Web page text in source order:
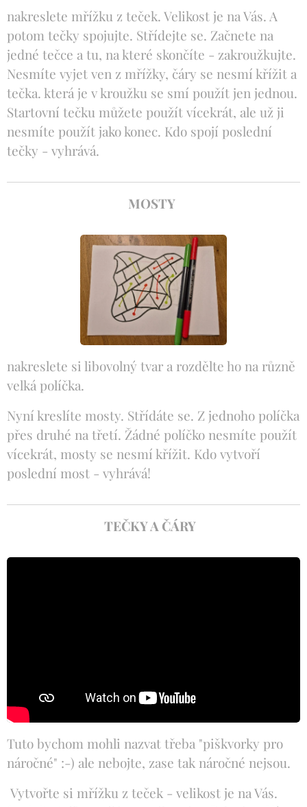
nakreslete mřížku z teček. Velikost je na Vás. A
potom tečky spojujte. Střídejte se. Začnete na
jedné tečce a tu, na které skončíte - zakroužkujte.
Nesmíte vyjet ven z mřížky, čáry se nesmí křížit a
tečka. která je v kroužku se smí použít jen jednou.
Startovní tečku můžete použít vícekrát, ale už ji
nesmíte použít jako konec. Kdo spojí poslední
tečky - vyhrává.
MOSTY
nakreslete si libovolný tvar a rozdělte ho na různě
velká políčka.
Nyní kreslíte mosty. Střídáte se. Z jednoho políčka
přes druhé na třetí. Žádné políčko nesmíte použít
vícekrát, mosty se nesmí křížit. Kdo vytvoří
poslední most - vyhrává!
TEČKY A ČÁRY
Tuto bychom mohli nazvat třeba "piškvorky pro
náročné" :-) ale nebojte, zase tak náročné nejsou.
Vytvořte si mřížku z teček - velikost je na Vás.